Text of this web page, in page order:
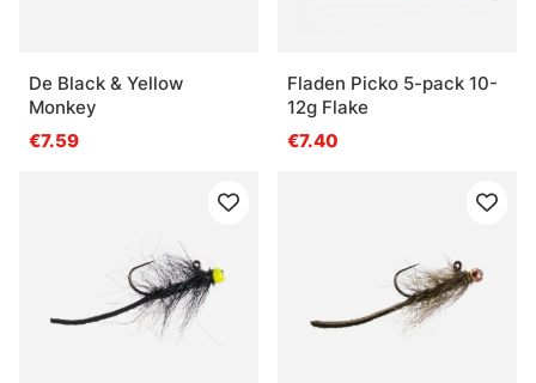
De Black & Yellow
Monkey
€7.59
Fladen Picko 5-pack 10-
12g Flake
€7.40